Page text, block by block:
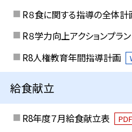
R８食に関する指導の全体
R８学力向上アクションプラン
R8人権教育年間指導計画
給食献立
R8年度７月給食献立表 PDF